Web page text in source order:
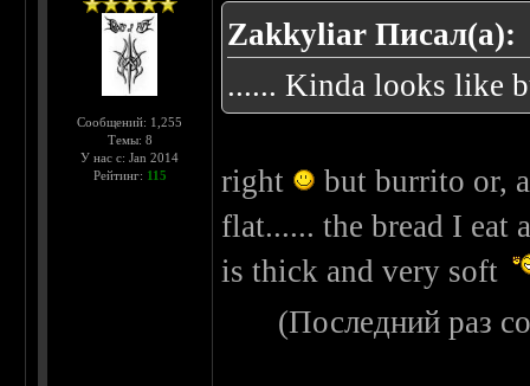
Сообщений: 1,255
Темы: 8
У нас с: Jan 2014
Рейтинг: 115
Zakkyliar Писал(а):
...... Kinda looks like
right
but burrito or,
flat...... the bread I eat
is thick and very soft
(Последний раз